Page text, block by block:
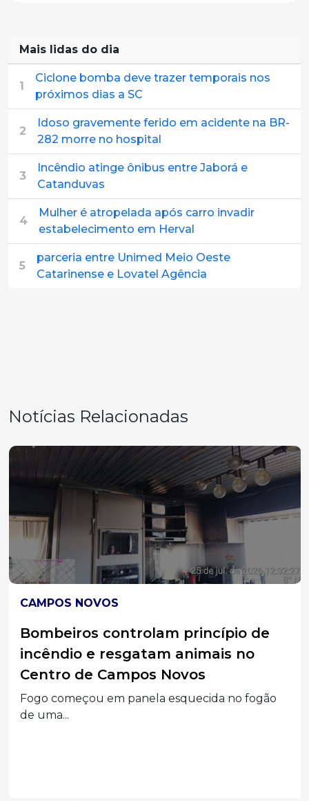
Mais lidas do dia
1
Ciclone bomba deve trazer temporais nos
próximos dias a SC
2
Idoso gravemente ferido em acidente na BR-
282 morre no hospital
3
Incêndio atinge ônibus entre Jaborá e
Catanduvas
4
Mulher é atropelada após carro invadir
estabelecimento em Herval
5
parceria entre Unimed Meio Oeste
Catarinense e Lovatel Agência
Notícias Relacionadas
CAMPOS NOVOS
Bombeiros controlam princípio de
incêndio e resgatam animais no
Centro de Campos Novos
Fogo começou em panela esquecida no fogão
de uma...